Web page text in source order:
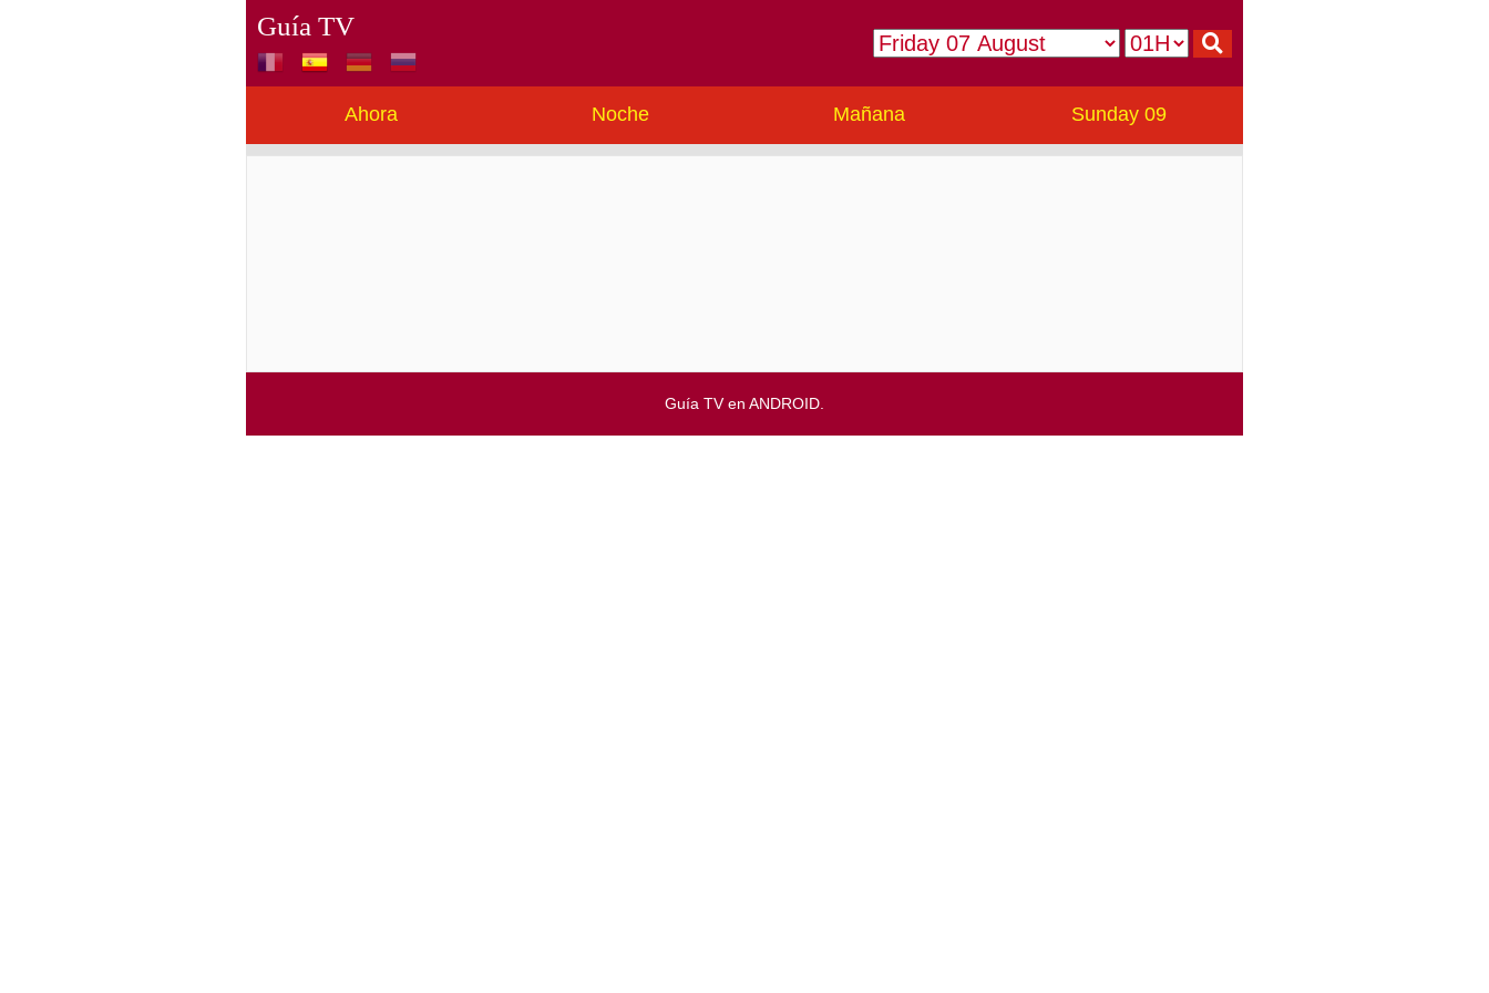
Guía TV
Ahora Noche Mañana Sunday 09
Guía TV en ANDROID.